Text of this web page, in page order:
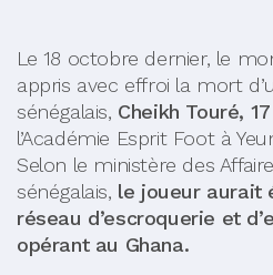
Le 18 octobre dernier, le
appris avec effroi la mort
sénégalais, Cheikh Touré,
l’Académie Esprit Foot à
Selon le ministère des
sénégalais, le joueur aurait
réseau d’escroquerie et
opérant au Ghana.